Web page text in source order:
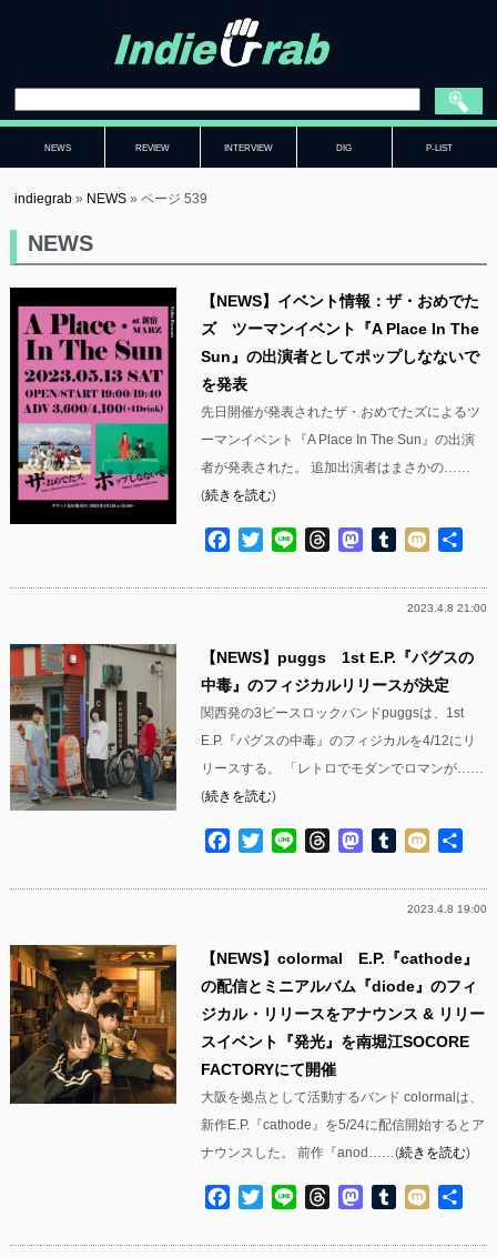
NEWS REVIEW INTERVIEW DIG P-LIST
indiegrab » NEWS »ページ 539
NEWS
【NEWS】イベント情報：ザ・おめでた
ズ ツーマンイベント『A Place In The
Sun』の出演者としてポップしなないで
を発表
先日開催が発表されたザ・おめでたズによるツ
ーマンイベント『A Place In The Sun』の出演
者が発表された。 追加出演者はまさかの……
(続きを読む)
Facebook
TwitterLine ThreadsMastodon
Tumblr
Mixi
2023.4.8 21:00
【NEWS】puggs 1st E.P.『パグスの
中毒』のフィジカルリリースが決定
関西発の3ピースロックバンドpuggsは、1st
E.P.『パグスの中毒』のフィジカルを4/12にリ
リースする。 「レトロでモダンでロマンが……
(続きを読む)
Facebook
TwitterLine ThreadsMastodon
Tumblr
Mixi
2023.4.8 19:00
【NEWS】colormal E.P.『cathode』
の配信とミニアルバム『diode』のフィ
ジカル・リリースをアナウンス & リリー
スイベント『発光』を南堀江SOCORE
FACTORYにて開催
大阪を拠点として活動するバンド colormalは、
新作E.P.『cathode』を5/24に配信開始するとア
ナウンスした。 前作『anod……(続きを読む)
Facebook
TwitterLine ThreadsMastodon
Tumblr
Mixi